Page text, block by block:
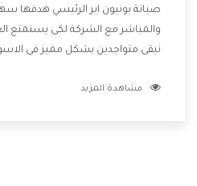
صيانة يونيون اير الرئيسي هدفها
والمباشر مع الشركة لكى يستمتع
نبقى متواجدين بشكل مميز فى
الشركة بها والتى تكون منها خدمة
مشاهدة المزيد